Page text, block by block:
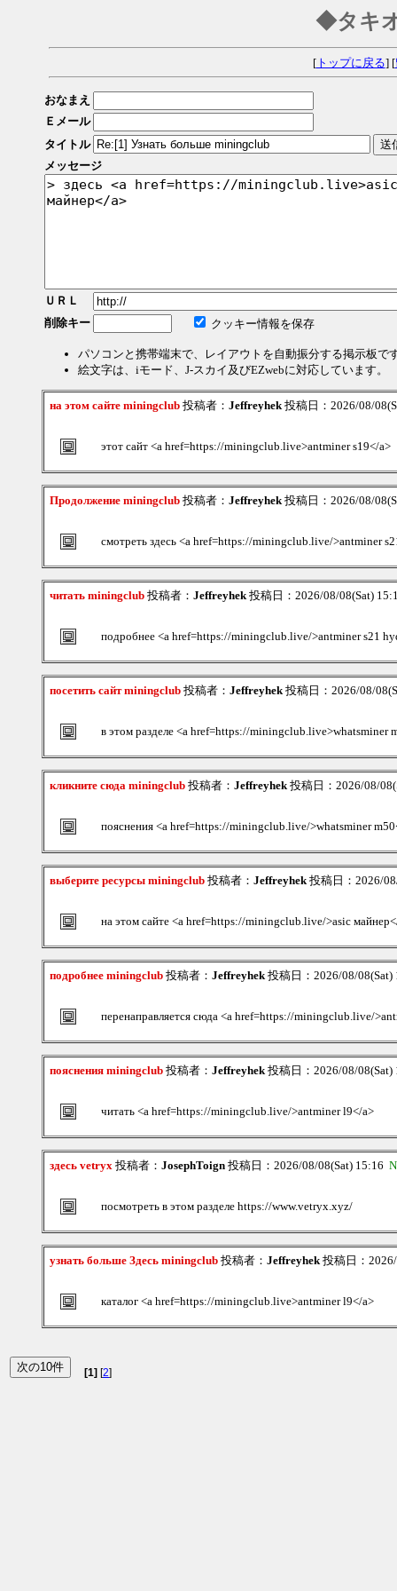
◆タキ
[トップに戻る] [
おなまえ
Ｅメール
タイトル
メッセージ
ＵＲＬ
削除キー
クッキー情報を保存
パソコンと携帯端末で、レイアウトを自動振分する掲示板で
絵文字は、iモード、J-スカイ及びEZwebに対応しています。
на этом сайте miningclub 投稿者： Jeffreyhek投稿日：2026/08/
этот сайт <a href=https://miningclub.live>antminer s19</a>
Продолжение miningclub 投稿者： Jeffreyhek投稿日：2026/08/
смотреть здесь <a href=https://miningclub.live/>antminer
читать miningclub 投稿者： Jeffreyhek投稿日：2026/08/08(Sat)
подробнее <a href=https://miningclub.live/>antminer s21
посетить сайт miningclub 投稿者： Jeffreyhek投稿日：2026/08/
в этом разделе <a href=https://miningclub.live>whatsminer
кликните сюда miningclub 投稿者： Jeffreyhek投稿日：2026/08/
пояснения <a href=https://miningclub.live/>whatsminer
выберите ресурсы miningclub 投稿者： Jeffreyhek投稿日：2026/
на этом сайте <a href=https://miningclub.live/>asic
подробнее miningclub 投稿者： Jeffreyhek投稿日：2026/08/
перенаправляется сюда <a href=https://miningclub.live/
пояснения miningclub 投稿者： Jeffreyhek投稿日：2026/08/
читать <a href=https://miningclub.live/>antminer l9</a>
здесь vetryx 投稿者： JosephToign 投稿日：2026/08/08(Sat) 15:16
посмотреть в этом разделе https://www.vetryx.xyz/
узнать больше Здесь miningclub 投稿者： Jeffreyhek投稿日：
каталог <a href=https://miningclub.live>antminer l9</a>
[1] [2]